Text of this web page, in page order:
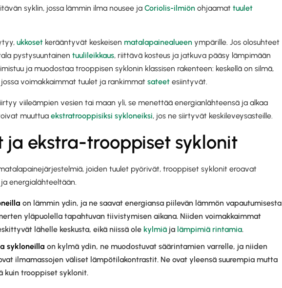
syklin, jossa lämmin ilma nousee ja Coriolis-ilmiön ohjaamat tuulet
ukkoset kerääntyvät keskeisen matalapainealueen ympärille. Jos olosuhteet
pystysuuntainen tuulileikkaus, riittävä kosteus ja jatkuva pääsy lämpimään
ja muodostaa trooppisen syklonin klassisen rakenteen: keskellä on silmä,
voimakkaimmat tuulet ja rankimmat sateet esiintyvät.
viileämpien vesien tai maan yli, se menettää energianlähteensä ja alkaa
muuttua ekstratrooppisiksi sykloneiksi, jos ne siirtyvät keskileveysasteille.
ja ekstra-trooppiset syklonit
joiden tuulet pyörivät, trooppiset syklonit eroavat
energialähteeltään.
on lämmin ydin, ja ne saavat energiansa piilevän lämmön vapautumisesta
yläpuolella tapahtuvan tiivistymisen aikana. Niiden voimakkaimmat
lähelle keskusta, eikä niissä ole kylmiä ja lämpimiä rintamia.
sykloneilla on kylmä ydin, ne muodostuvat säärintamien varrelle, ja niiden
ilmamassojen väliset lämpötilakontrastit. Ne ovat yleensä suurempia mutta
kuin trooppiset syklonit.